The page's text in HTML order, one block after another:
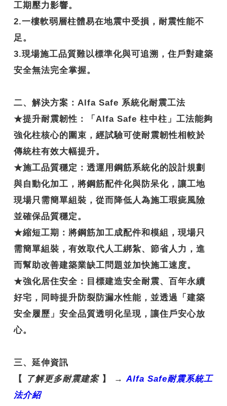
工期壓力影響。
2.一樓軟弱層柱體易在地震中受損，耐震性能不
足。
3.現場施工品質難以標準化與可追溯，住戶對建築
安全無法完全掌握。
二、解決方案：Alfa Safe 系統化耐震工法
★提升耐震韌性 ：「Alfa Safe 柱中柱」工法能夠
強化柱核心的圍束，經試驗可使耐震韌性相較於
傳統柱有效大幅提升。
★施工品質穩定 ：透運用鋼筋系統化的設計規劃
與自動化加工，將鋼筋配件化與防呆化，讓工地
現場只需簡單組裝，從而降低人為施工瑕疵風險
並確保品質穩定。
★縮短工期 ：將鋼筋加工成配件和模組，現場只
需簡單組裝，有效取代人工綁紮、節省人力，進
而幫助改善建築業缺工問題並加快施工速度。
★強化居住安全 ：目標建造安全耐震、百年永續
好宅，同時提升防裂防漏水性能，並透過「建築
安全履歷」安全品質透明化呈現，讓住戶安心放
心。
三、延伸資訊
【
了解更多耐震建案 】 →Alfa Safe耐震系統工
法介紹